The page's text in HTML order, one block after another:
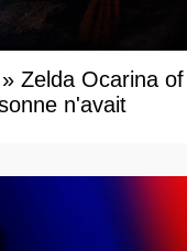
Zelda Ocarina of
n'avait